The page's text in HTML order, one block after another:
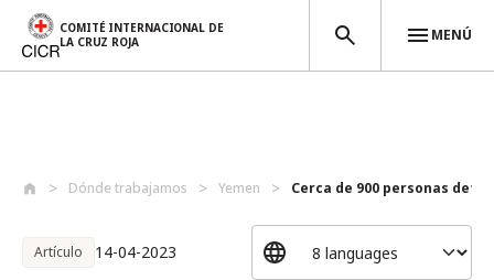
COMITÉ INTERNACIONAL DE
LA CRUZ ROJA
MENÚ
Dónde trabajamos Yemen Cerca de 900 personas
Artículo 14-04-2023